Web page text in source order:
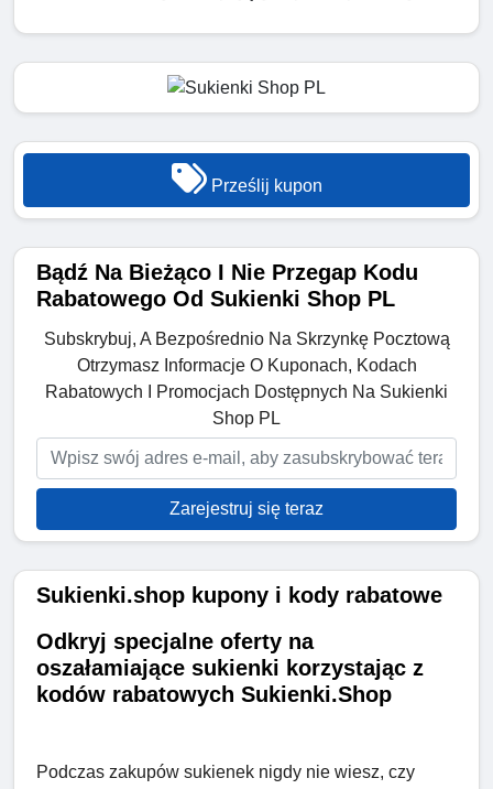
Prześlij kupon
Bądź Na Bieżąco I Nie Przegap Kodu
Rabatowego Od Sukienki Shop PL
Subskrybuj, A Bezpośrednio Na Skrzynkę Pocztową
Otrzymasz Informacje O Kuponach, Kodach
Rabatowych I Promocjach Dostępnych Na Sukienki
Shop PL
Zarejestruj się teraz
Sukienki.shop kupony i kody rabatowe
Odkryj specjalne oferty na
oszałamiające sukienki korzystając z
kodów rabatowych Sukienki.Shop
Podczas zakupów sukienek nigdy nie wiesz, czy